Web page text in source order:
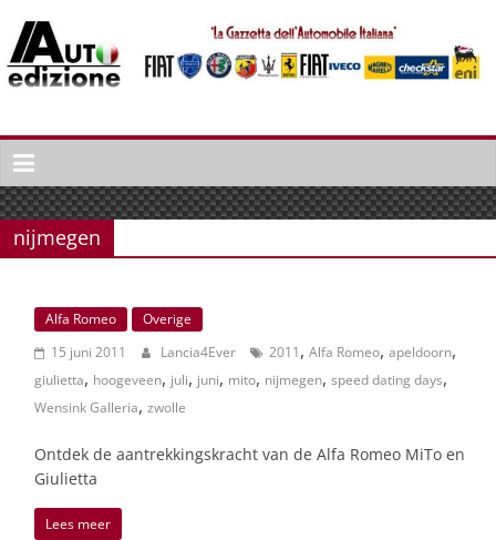
naar
inhoud
Auto
Edizione
La
Gazetta
dell'Automobile
Italiaans
autonieuws
lifestyle
nijmegen
Alfa Romeo
Overige
15 juni 2011
Lancia4Ever 2011, Alfa Romeo, apeldoorn,
giulietta, hoogeveen, juli, juni, mito, nijmegen, speed dating days,
Wensink Galleria, zwolle
Ontdek de aantrekkingskracht van de Alfa Romeo MiTo en
Giulietta
Lees meer